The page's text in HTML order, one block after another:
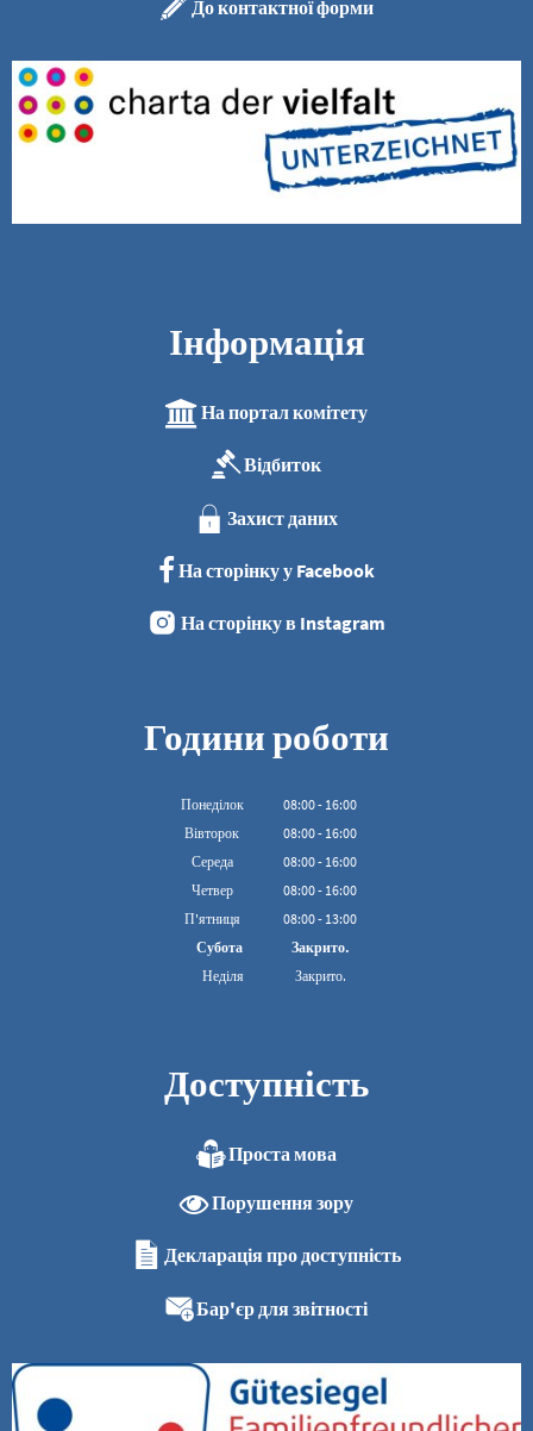
До контактної форми
Інформація
На портал комітету
Відбиток
Захист даних
На сторінку у Facebook
На сторінку в Instagram
Години роботи
Понеділок 08:00- 16:00
З 08:00 до 16:00
Вівторок 08:00- 16:00
З 08:00 до 16:00
Середа 08:00- 16:00
З 08:00 до 16:00
Четвер 08:00- 16:00
З 08:00 до 16:00
П'ятниця 08:00- 13:00
З 08:00 до 13:00
Субота
Закрито.
Неділя
Закрито.
Доступність
Проста мова
Порушення зору
Декларація про доступність
Бар'єр для звітності